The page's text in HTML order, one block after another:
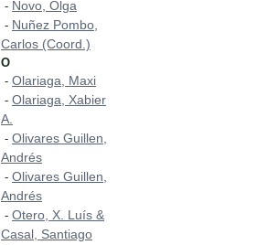
- Novo, Olga
- Nuñez Pombo,
Carlos (Coord.)
O
- Olariaga, Maxi
- Olariaga, Xabier
A.
- Olivares Guillen,
Andrés
- Olivares Guillen,
Andrés
- Otero, X. Luís &
Casal, Santiago